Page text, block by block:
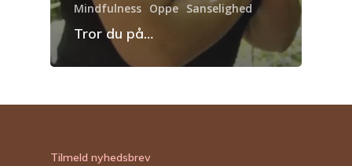
Mindfulness Oppe Sanselighed
Tror du på…
Tilmeld nyhedsbrev